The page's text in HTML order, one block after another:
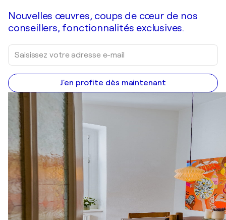
Nouvelles œuvres, coups de cœur de nos
conseillers, fonctionnalités exclusives.
J'en profite dès maintenant